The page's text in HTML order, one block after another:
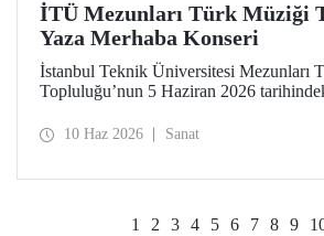
İTÜ Mezunları Türk Müziği
Yaza Merhaba Konseri
İstanbul Teknik Üniversitesi Mezunları
Topluluğu’nun 5 Haziran 2026
dinleyicilere unutulmaz bir akşam yaşattı
10 Haz 2026 Sanat
1 2 3 4 5 6 7 8 9